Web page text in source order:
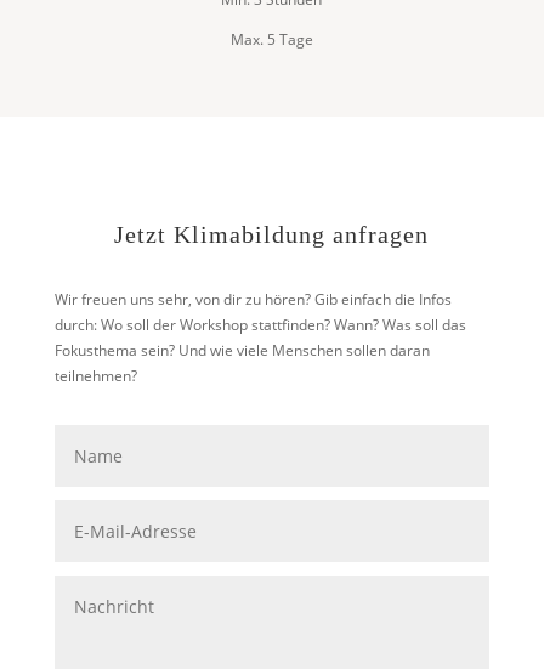
Max. 5 Tage
Jetzt Klimabildung anfragen
Wir freuen uns sehr, von dir zu hören? Gib einfach die Infos
durch: Wo soll der Workshop stattfinden? Wann? Was soll das
Fokusthema sein? Und wie viele Menschen sollen daran
teilnehmen?